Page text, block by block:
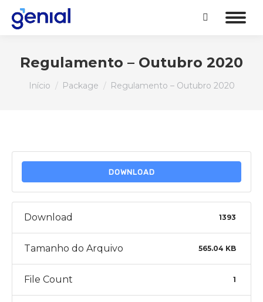
Search:
Regulamento – Outubro 2020
Você está aqui:
Início Package Regulamento – Outubro 2020
DOWNLOAD
Download 1393
Tamanho do Arquivo 565.04 KB
File Count 1